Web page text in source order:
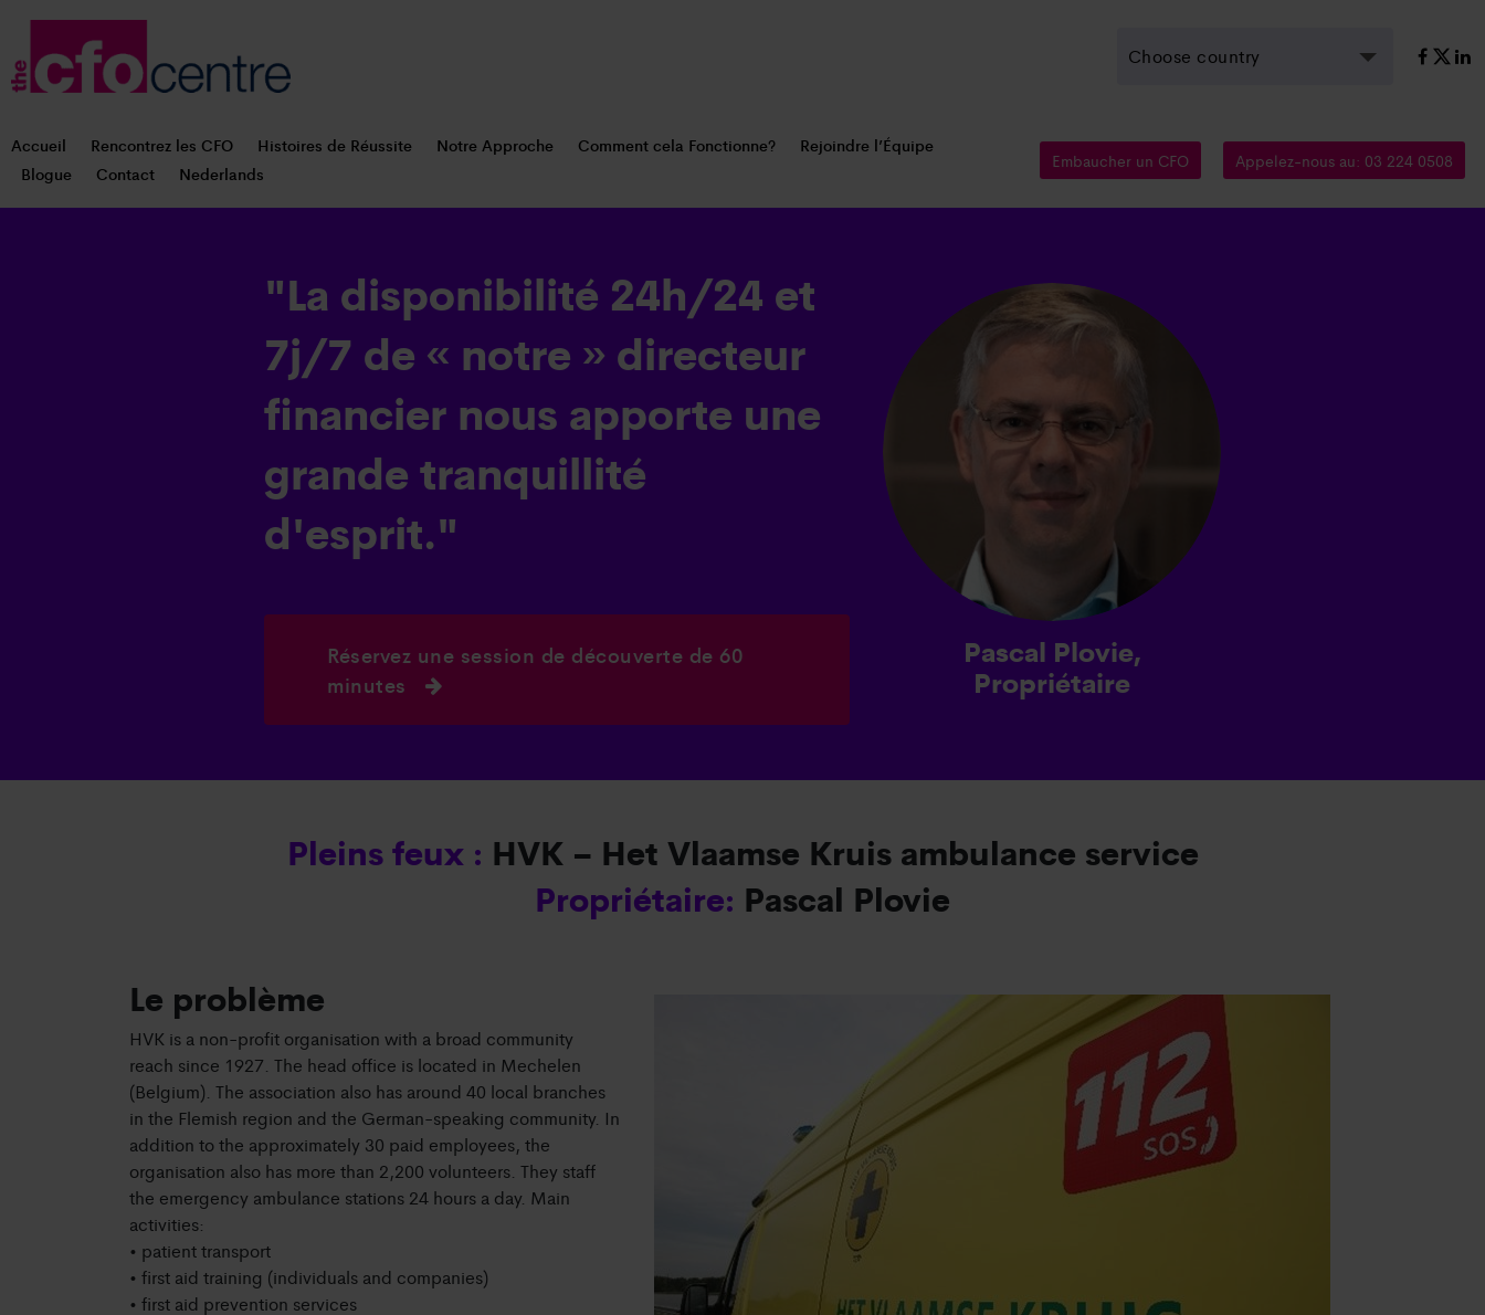
Choose country
Accueil Rencontrez les CFO Histoires de Réussite Notre Approche Comment cela Fonctionne?
Rejoindre l’Équipe
Blogue
Contact Nederlands
Embaucher un CFO Appelez-nous au: 03 224 0508
"La disponibilité 24h/24 et
7j/7 de « notre » directeur
financier nous apporte une
grande tranquillité
d'esprit."
Réservez une session de découverte de 60
minutes
Pascal Plovie,
Propriétaire
Pleins feux : HVK – Het Vlaamse Kruis ambulance service
Propriétaire: Pascal Plovie
Le problème
HVK is a non-profit organisation with a broad community
reach since 1927. The head office is located in Mechelen
(Belgium). The association also has around 40 local branches
in the Flemish region and the German-speaking community. In
addition to the approximately 30 paid employees, the
organisation also has more than 2,200 volunteers. They staff
the emergency ambulance stations 24 hours a day. Main
activities:
• patient transport
• first aid training (individuals and companies)
• first aid prevention services